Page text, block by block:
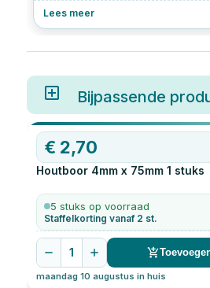
zonder voorboren ontstaan losse,
laten we precies zien welke
waarom je beter wél kunt
mm), en hoe je stap voor stap
haakse en duurzame verbinding
Lees meer
Bijpassende
€ 2,70
Houtboor 4mm x 75mm 1 stuks
5 stuks op voorraad
Staffelkorting vanaf 2 st.
1
maandag 10 augustus in huis